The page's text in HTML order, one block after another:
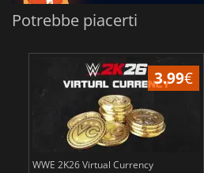
Potrebbe piacerti
3.99€
WWE 2K26 Virtual Currency